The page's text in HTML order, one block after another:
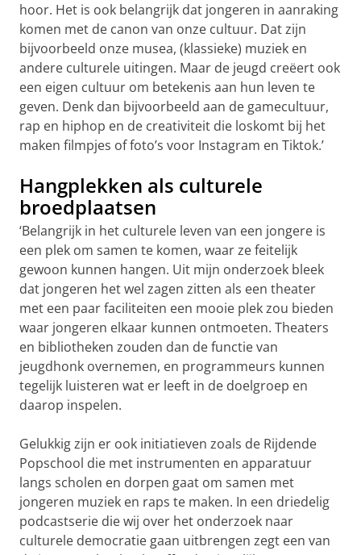
hoor. Het is ook belangrijk dat jongeren in aanraking
komen met de canon van onze cultuur. Dat zijn
bijvoorbeeld onze musea, (klassieke) muziek en
andere culturele uitingen. Maar de jeugd creëert ook
een eigen cultuur om betekenis aan hun leven te
geven. Denk dan bijvoorbeeld aan de gamecultuur,
rap en hiphop en de creativiteit die loskomt bij het
maken filmpjes of foto’s voor Instagram en Tiktok.’
Hangplekken als culturele
broedplaatsen
‘Belangrijk in het culturele leven van een jongere is
een plek om samen te komen, waar ze feitelijk
gewoon kunnen hangen. Uit mijn onderzoek bleek
dat jongeren het wel zagen zitten als een theater
met een paar faciliteiten een mooie plek zou bieden
waar jongeren elkaar kunnen ontmoeten. Theaters
en bibliotheken zouden dan de functie van
jeugdhonk overnemen, en programmeurs kunnen
tegelijk luisteren wat er leeft in de doelgroep en
daarop inspelen.
Gelukkig zijn er ook initiatieven zoals de Rijdende
Popschool die met instrumenten en apparatuur
langs scholen en dorpen gaat om samen met
jongeren muziek en raps te maken. In een driedelig
podcastserie die wij over het onderzoek naar
culturele democratie gaan uitbrengen zegt een van